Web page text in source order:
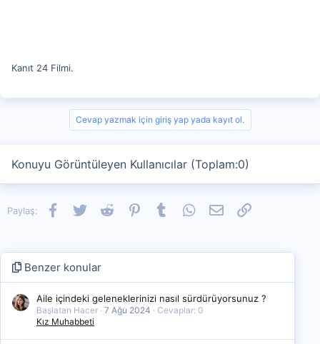
Kanıt 24 Filmi.
Cevap yazmak için giriş yap yada kayıt ol.
Konuyu Görüntüleyen Kullanıcılar (Toplam:0)
Paylaş: Facebook
TwitterReddit PinterestTumblrWhatsApp
E-postaLink
Benzer konular
Aile içindeki geleneklerinizi nasıl sürdürüyorsunuz ?
Başlatan Hacer 7 Ağu 2024
Cevaplar: 0
Kız Muhabbeti